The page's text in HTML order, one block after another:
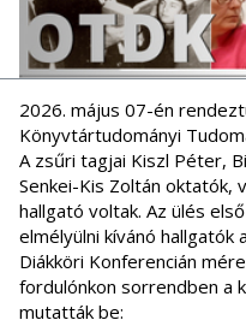
2026. május 07-én
Könyvtártudományi
A zsűri tagjai Kiszl Péter,
Senkei-Kis Zoltán oktatók,
hallgató voltak. Az ülés
elmélyülni kívánó
Diákköri Konferencián
fordulónkon sorrendben a
mutatták be: